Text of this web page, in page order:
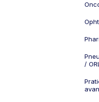
/